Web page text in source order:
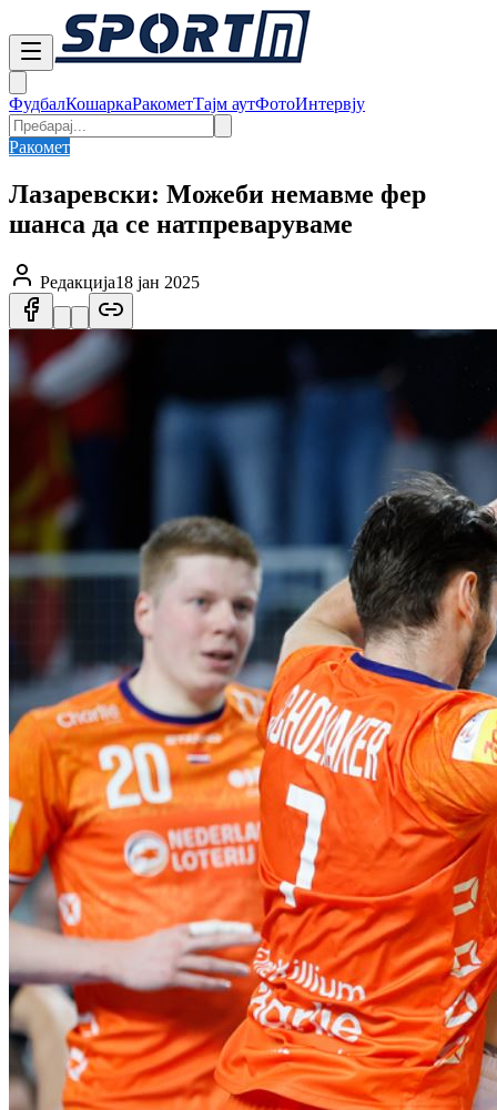
ФудбалКошаркаРакометТајм аутФотоИнтервју
Ракомет
Лазаревски: Можеби немавме фер
шанса да се натпреваруваме
Редакција18 јан 2025